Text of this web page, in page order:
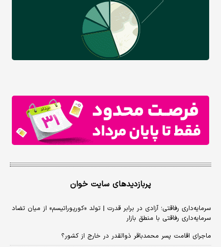
پربازدیدهای سایت خوان
سرمایه‌داری رفاقتی؛ آزادی در برابر قدرت | تولد «کورپوراتیسم» از میان تضاد
سرمایه‌داری رفاقتی با منطق بازار
ماجرای اقامت پسر محمدباقر ذوالقدر در خارج از کشور؟